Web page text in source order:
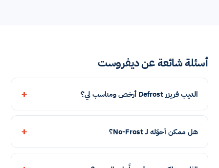
أسئلة شائعة عن ديفروست
الديب فريزر Defrost أرخص ومناسب لي؟
هل ممكن أحوّله لـ No-Frost؟